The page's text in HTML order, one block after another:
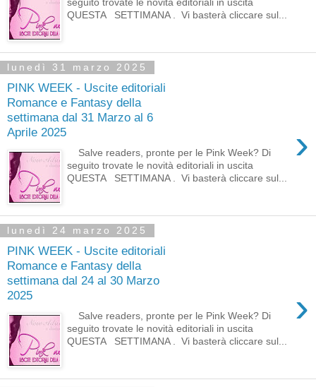
QUESTA SETTIMANA . Vi basterà cliccare sul...
lunedì 31 marzo 2025
PINK WEEK - Uscite editoriali
Romance e Fantasy della
settimana dal 31 Marzo al 6
Aprile 2025
›
Salve readers, pronte per le Pink Week? Di
seguito trovate le novità editoriali in uscita
QUESTA SETTIMANA . Vi basterà cliccare sul...
lunedì 24 marzo 2025
PINK WEEK - Uscite editoriali
Romance e Fantasy della
settimana dal 24 al 30 Marzo
2025
›
Salve readers, pronte per le Pink Week? Di
seguito trovate le novità editoriali in uscita
QUESTA SETTIMANA . Vi basterà cliccare sul...